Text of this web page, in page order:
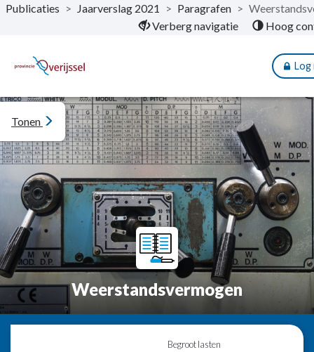
Naar hoofdinhoud
Publicaties > Jaarverslag 2021 > Paragrafen >
Verberg navigatie
Hoog
Log
Weerstandsvermogen
Begroot lasten
Tonen